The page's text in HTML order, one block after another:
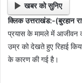
खबर को सुनिए
क्लिक उत्तराखंड:-(बुरहान
प्रयास के मामले में आजीवन
उम्र को देखते हुए रिहाई
के कारण की गई है।